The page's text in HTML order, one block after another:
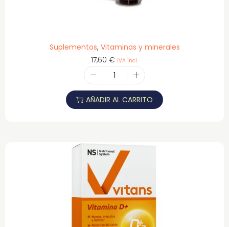
Suplementos, Vitaminas y minerales
17,60 € IVA incl.
AÑADIR AL CARRITO